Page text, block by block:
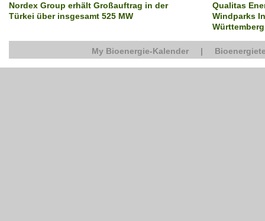
Nordex Group erhält Großauftrag in der
Türkei über insgesamt 525 MW
Qualitas
Windparks
Württemberg
My Bioenergie-Kalender |